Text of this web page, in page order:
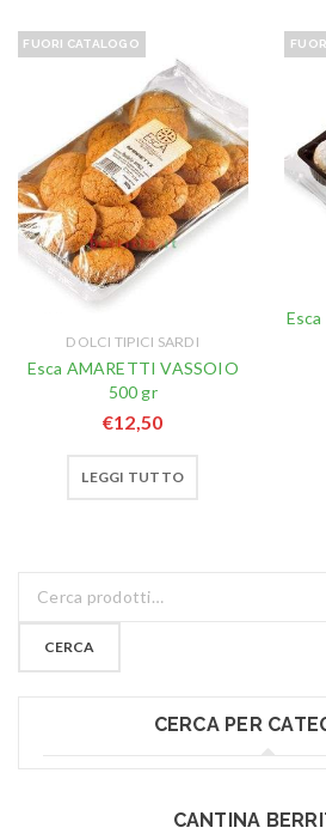
FUORI CATALOGO
DOLCI TIPICI SARDI
Esca AMARETTI VASSOIO
500 gr
€12,50
LEGGI TUTTO
CERCA
CERCA PER
CANTINA